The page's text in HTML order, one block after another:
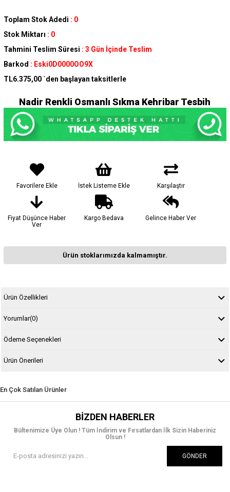
Toplam Stok Adedi : 0
Stok Miktarı : 0
Tahmini Teslim Süresi : 3 Gün İçinde Teslim
Barkod : Eski0D0000OO9X
TL6.375,00 `den başlayan taksitlerle
Nadir Renkli Osmanlı Sıkma Kehribar Tesbih
Favorilere Ekle İstek Listeme Ekle Karşılaştır
Fiyat Düşünce Haber
Ver
Kargo Bedava Gelince Haber Ver
Ürün stoklarımızda kalmamıştır.
Ürün Özellikleri
Yorumlar(0)
Ödeme Seçenekleri
Ürün Önerileri
En Çok Satılan Ürünler
BIZDEN HABERLER
Bültenimize Üye Olun ! Tüm İndirim ve Fırsatlardan İlk Sizin Haberiniz
Olsun !
GÖNDER